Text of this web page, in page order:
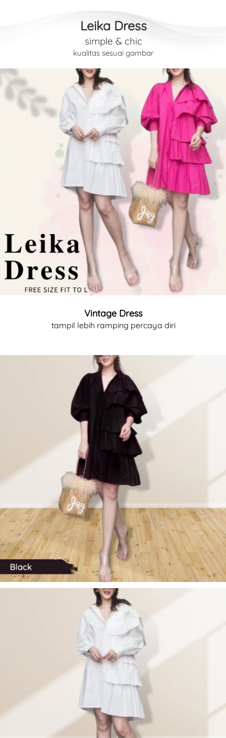
Leika Dress
simple & chic
kualitas sesuai gambar
Vintage Dress
tampil lebih ramping percaya diri